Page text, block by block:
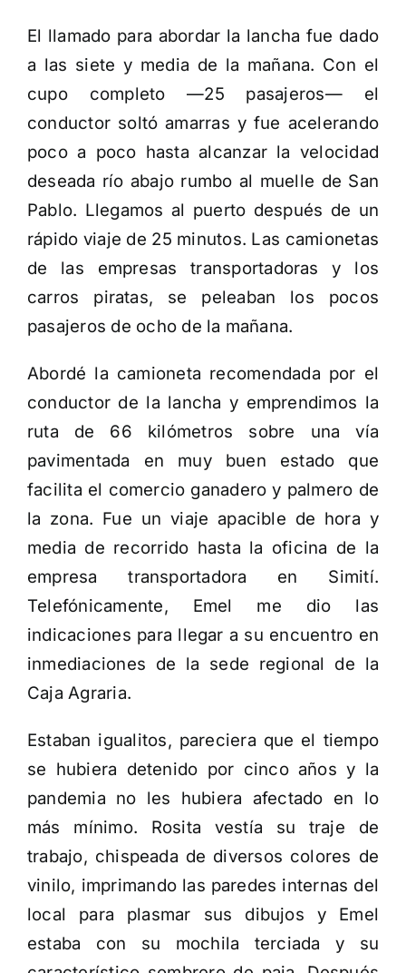
El llamado para abordar la lancha fue dado
a las siete y media de la mañana. Con el
cupo completo —25 pasajeros— el
conductor soltó amarras y fue acelerando
poco a poco hasta alcanzar la velocidad
deseada río abajo rumbo al muelle de San
Pablo. Llegamos al puerto después de un
rápido viaje de 25 minutos. Las camionetas
de las empresas transportadoras y los
carros piratas, se peleaban los pocos
pasajeros de ocho de la mañana.
Abordé la camioneta recomendada por el
conductor de la lancha y emprendimos la
ruta de 66 kilómetros sobre una vía
pavimentada en muy buen estado que
facilita el comercio ganadero y palmero de
la zona. Fue un viaje apacible de hora y
media de recorrido hasta la oficina de la
empresa transportadora en Simití.
Telefónicamente, Emel me dio las
indicaciones para llegar a su encuentro en
inmediaciones de la sede regional de la
Caja Agraria.
Estaban igualitos, pareciera que el tiempo
se hubiera detenido por cinco años y la
pandemia no les hubiera afectado en lo
más mínimo. Rosita vestía su traje de
trabajo, chispeada de diversos colores de
vinilo, imprimando las paredes internas del
local para plasmar sus dibujos y Emel
estaba con su mochila terciada y su